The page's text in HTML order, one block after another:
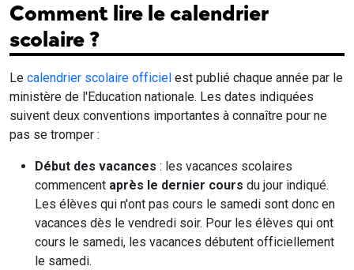
Comment lire le calendrier
scolaire ?
Le calendrier scolaire officiel est publié chaque année par le
ministère de l'Education nationale. Les dates indiquées
suivent deux conventions importantes à connaître pour ne
pas se tromper :
Début des vacances : les vacances scolaires
commencent après le dernier cours du jour indiqué.
Les élèves qui n'ont pas cours le samedi sont donc en
vacances dès le vendredi soir. Pour les élèves qui ont
cours le samedi, les vacances débutent officiellement
le samedi.